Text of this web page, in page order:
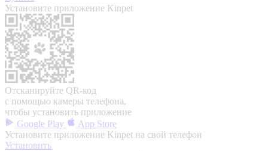
Установите приложение Kinpet
Отсканируйте QR-код
с помощью камеры телефона,
чтобы установить приложение
Google Play
App Store
Установите приложение Kinpet на свой телефон
Установить